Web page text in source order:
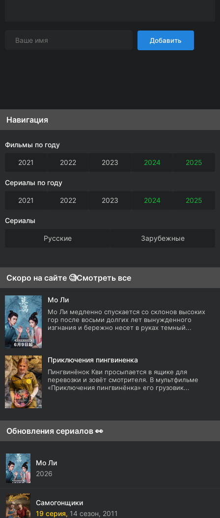
Добавить
Навигация
Фильмы по году
2021 2022 2023 2024 2025
Сериалы по году
2021 2022 2023 2024 2025
Сериалы
Русские Зарубежные
Скоро на сайте 🧐Смотреть все
Мо Ли
Мо Ли медленно спускается со склонов высоких
гор после восьми долгих лет вынужденного
изгнания и бережно несет в руках темный...
Приключения пингвиненка
Пингвинёнок Кви просыпается в ящике для
перевозки и зовёт смотрителя. В мультфильме
«Приключения пингвинёнка» его грузовик...
Обновления сериалов 👀
Мо Ли
2026
Самогонщики
19 серия, 14 сезон, 2011